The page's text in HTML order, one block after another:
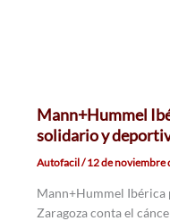
Mann+Hummel
solidario y
Autofacil/12 de noviembre
Mann+Hummel Ibérica
Zaragoza conta el